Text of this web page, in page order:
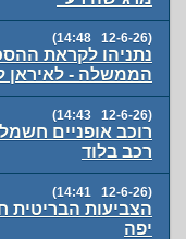
(12-6-26 14:48)
נתניהו לקראת
הממשלה - לאיראן
(12-6-26 14:43)
רוכב אופניים
רכב בלוד
(12-6-26 14:41)
הצביעות הבריטית
יפה